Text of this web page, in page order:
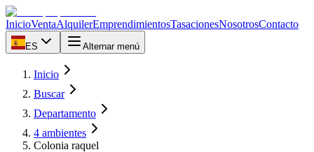
InicioVentaAlquilerEmprendimientosTasacionesNosotrosContacto
ES Alternar menú
Inicio
Buscar
Departamento
4 ambientes
Colonia raquel